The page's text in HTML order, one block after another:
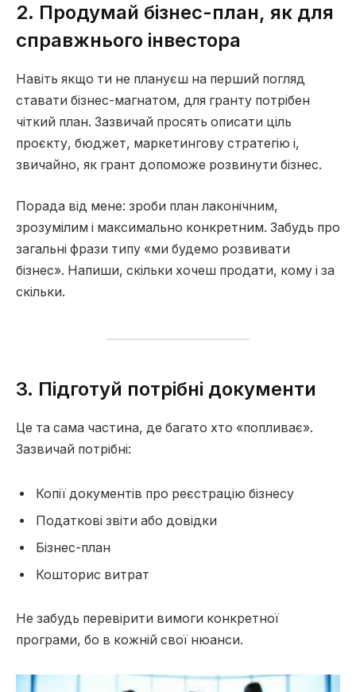
2. Продумай бізнес-план, як для
справжнього інвестора
Навіть якщо ти не плануєш на перший погляд
ставати бізнес-магнатом, для гранту потрібен
чіткий план. Зазвичай просять описати ціль
проєкту, бюджет, маркетингову стратегію і,
звичайно, як грант допоможе розвинути бізнес.
Порада від мене: зроби план лаконічним,
зрозумілим і максимально конкретним. Забудь про
загальні фрази типу «ми будемо розвивати
бізнес». Напиши, скільки хочеш продати, кому і за
скільки.
3. Підготуй потрібні документи
Це та сама частина, де багато хто «попливає».
Зазвичай потрібні:
Копії документів про реєстрацію бізнесу
Податкові звіти або довідки
Бізнес-план
Кошторис витрат
Не забудь перевірити вимоги конкретної
програми, бо в кожній свої нюанси.